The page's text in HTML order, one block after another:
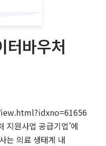
바우처
지원사업 공급기업’에
는 의료 생태계 내